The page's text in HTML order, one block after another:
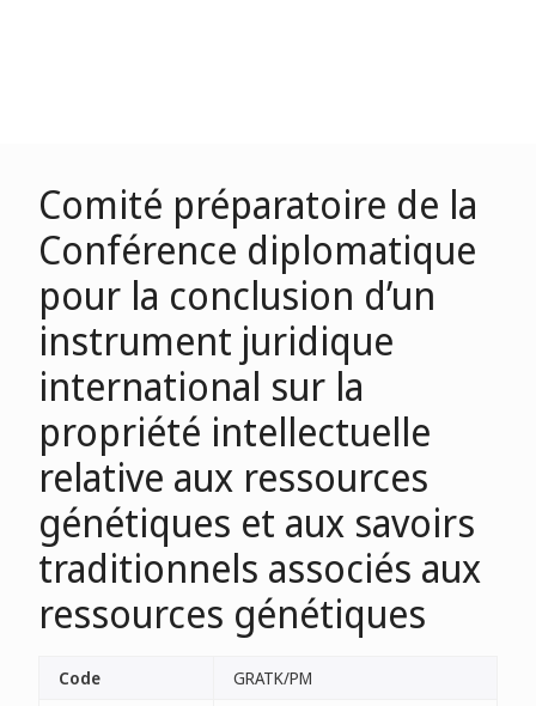
Comité préparatoire de la
Conférence diplomatique
pour la conclusion d’un
instrument juridique
international sur la
propriété intellectuelle
relative aux ressources
génétiques et aux savoirs
traditionnels associés aux
ressources génétiques
Code
GRATK/PM